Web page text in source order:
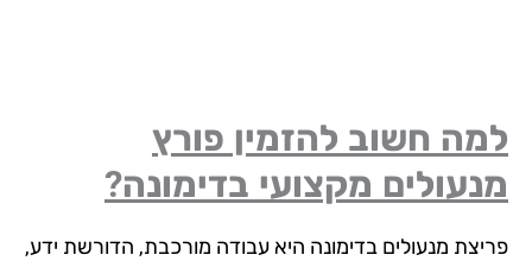
חשוב להזמין פורץ
מקצועי בדימונה?
מנעולים בדימונה היא עבודה מורכבת, הדורשת ידע,